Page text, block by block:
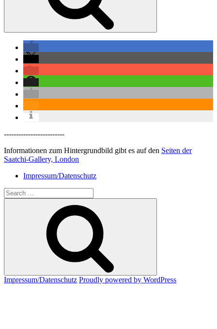
-------------------------
Informationen zum Hintergrundbild gibt es auf den Seiten der
Saatchi-Gallery, London
Impressum/Datenschutz
Search
for:
Impressum/Datenschutz Proudly powered by WordPress